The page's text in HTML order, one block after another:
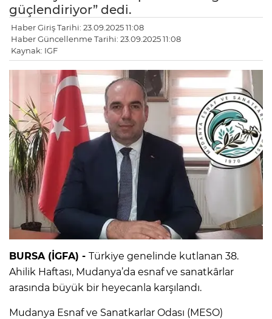
güçlendiriyor” dedi.
Haber Giriş Tarihi: 23.09.2025 11:08
Haber Güncellenme Tarihi: 23.09.2025 11:08
Kaynak: IGF
BURSA (İGFA) - Türkiye genelinde kutlanan 38.
Ahilik Haftası, Mudanya’da esnaf ve sanatkârlar
arasında büyük bir heyecanla karşılandı.
Mudanya Esnaf ve Sanatkarlar Odası (MESO)